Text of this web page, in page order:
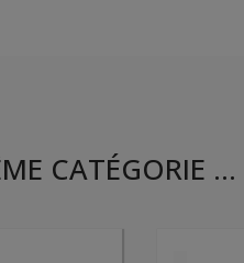
CATÉGORIE ...